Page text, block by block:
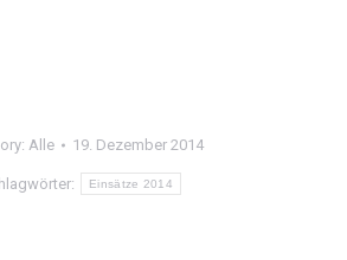
Alle 19. Dezember 2014
Einsätze 2014